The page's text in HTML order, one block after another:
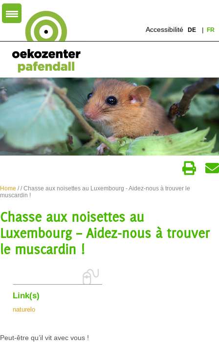
Accessibilité DE FR
Home // Chasse aux noisettes au Luxembourg - Aidez-nous à trouver le
muscardin !
Chasse aux noisettes au
Luxembourg – Aidez-nous à trouver
le muscardin !
Link(s)
naturelo
Peut-être qu’il vit avec vous !